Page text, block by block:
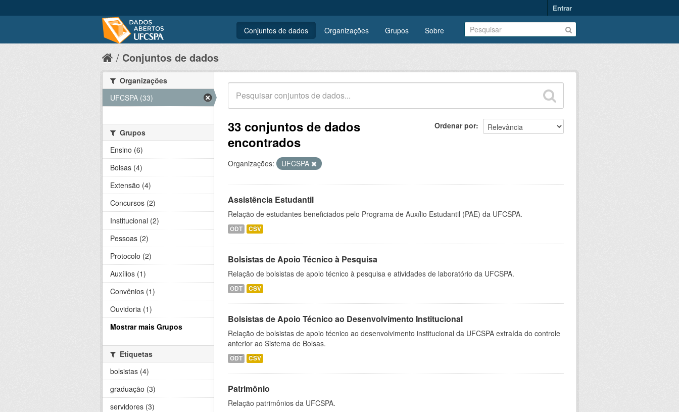
Entrar
Conjuntos de dados Organizações Grupos Sobre
Conjuntos de dados
Ordenar por
33 conjuntos de dados
encontrados
Organizações: UFCSPA
Assistência Estudantil
Relação de estudantes beneficiados pelo Programa de Auxílio Estudantil (PAE) da UFCSPA.
ODT CSV
Bolsistas de Apoio Técnico à Pesquisa
Relação de bolsistas de apoio técnico à pesquisa e atividades de laboratório da UFCSPA.
ODT CSV
Bolsistas de Apoio Técnico ao Desenvolvimento Institucional
Relação de bolsistas de apoio técnico ao desenvolvimento institucional da UFCSPA extraída do controle
anterior ao Sistema de Bolsas.
ODT CSV
Patrimônio
Relação patrimônios da UFCSPA.
Organizações
UFCSPA (33)
Grupos
Ensino (6)
Bolsas (4)
Extensão (4)
Concursos (2)
Institucional (2)
Pessoas (2)
Protocolo (2)
Auxílios (1)
Convênios (1)
Ouvidoria (1)
Mostrar mais Grupos
Etiquetas
bolsistas (4)
graduação (3)
servidores (3)